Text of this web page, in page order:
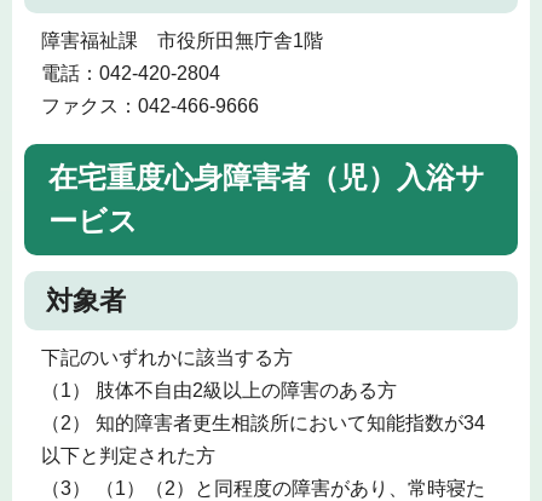
障害福祉課 市役所田無庁舎1階
電話：042-420-2804
ファクス：042-466-9666
在宅重度心身障害者（児）入浴サ
ービス
対象者
下記のいずれかに該当する方
（1） 肢体不自由2級以上の障害のある方
（2） 知的障害者更生相談所において知能指数が34
以下と判定された方
（3） （1）（2）と同程度の障害があり、常時寝た